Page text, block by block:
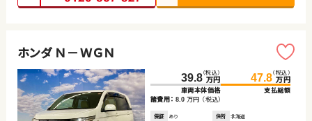
ホンダ Ｎ－ＷＧＮ
39.8（税込）
万円
車両本体価格
47.8（税込）
万円
支払総額
諸費用： 8.0 万円 （税込）
保証 あり 住所
北海道